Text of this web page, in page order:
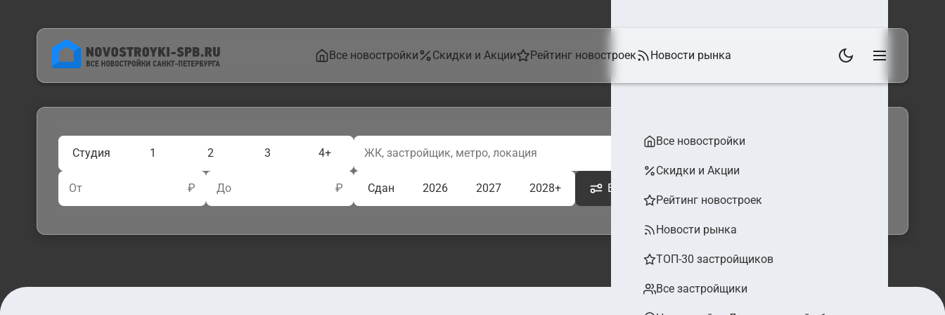
Все новостройки Скидки и Акции Рейтинг новостроек Новости рынка
Все новостройки
Скидки и Акции
Рейтинг новостроек
Новости рынка
ТОП-30 застройщиков
Все застройщики
Студия 1 2 3 4+
От ₽ До ₽ Сдан 2026 2027 2028+ Ещё фильтры